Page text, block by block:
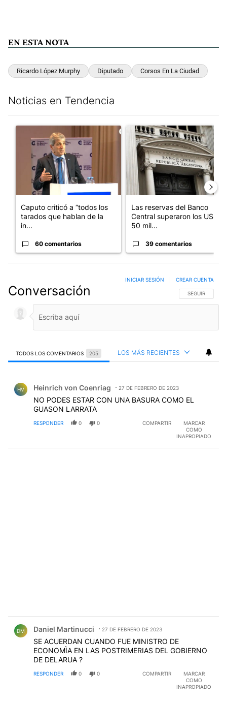
EN ESTA NOTA
Ricardo López Murphy Diputado Corsos En La Ciudad
Noticias en Tendencia
Un artículo de tendencia con el título "Caputo criticó a “todos
Caputo criticó a “todos los
tarados que hablan de la
in...
60 comentarios
Un artículo de tendencia
Las reservas del Banco
Central superaron los US$
50 mil...
39 comentarios
Conversación SIGA ESTA
SEGUIR
INICIAR SESIÓN CREAR CUENTA
TODOS LOS COMENTARIOS 205 LOS MÁS RECIENTES
HV Heinrich von Coenriag 27 DE FEBRERO DE 2023
NO PODES ESTAR CON UNA BASURA COMO EL
GUASON LARRATA
RESPONDER 0 0 COMPARTIR
MARCAR
COMO
INAPROPIADO
DM Daniel Martinucci 27 DE FEBRERO DE 2023
SE ACUERDAN CUANDO FUE MINISTRO DE
ECONOMÌA EN LAS POSTRIMERIAS DEL GOBIERNO
DE DELARUA ?
RESPONDER 0 0 COMPARTIR
MARCAR
COMO
INAPROPIADO